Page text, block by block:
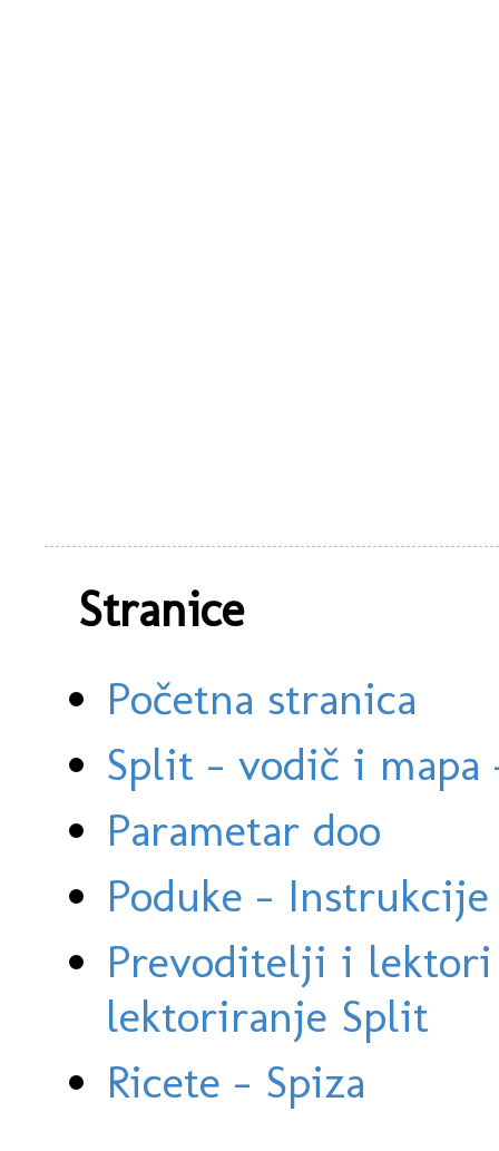
Stranice
Početna stranica
Split - vodič i
Parametar doo
Poduke -
Prevoditelji i
lektoriranje Split
Ricete - Spiza